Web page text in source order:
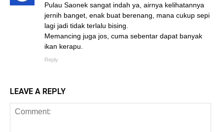
Pulau Saonek sangat indah ya, airnya kelihatannya
jernih banget, enak buat berenang, mana cukup sepi
lagi jadi tidak terlalu bising.
Memancing juga jos, cuma sebentar dapat banyak
ikan kerapu.
Reply
LEAVE A REPLY